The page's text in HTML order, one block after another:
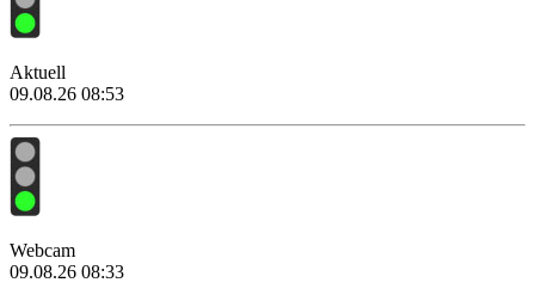
Aktuell
09.08.26 08:53
Webcam
09.08.26 08:33